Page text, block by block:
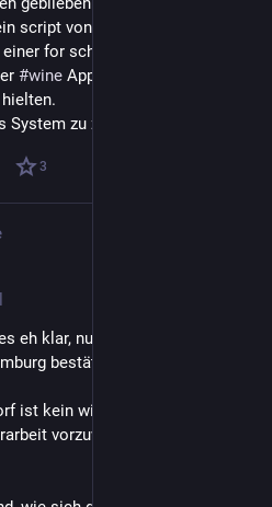
script von sage und schreibe 4
for schleife, find, grep und
#wine App entfernt hat, die sich
System zu zerschießen. 😂
3
eh klar, nun aber auch nochmal
bestätigt:
ist kein wissenschaftliches
vorzuwerfen. Sie hat *nicht*